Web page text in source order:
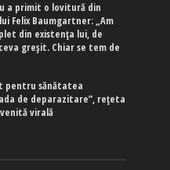
a primit o lovitură din
Felix Baumgartner: „Am
din existența lui, de
greșit. Chiar se tem de
pentru sănătatea
de deparazitare”, rețeta
virală